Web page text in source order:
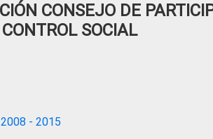
CONSEJO DE
SOCIAL
- 2015